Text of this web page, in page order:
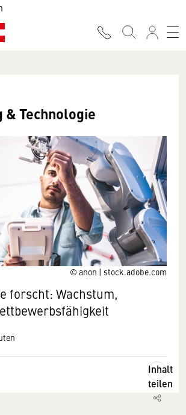
© anon | stock.adobe.com
& Technologie
forscht: Wachstum,
Inhalt
teilen